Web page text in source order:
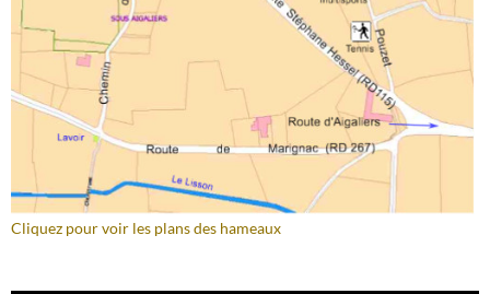
Cliquez pour voir les plans des hameaux